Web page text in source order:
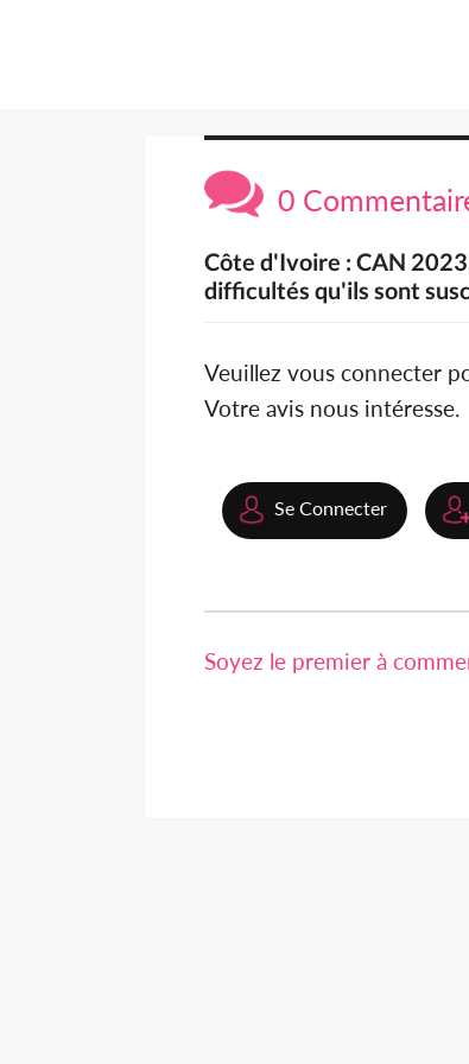
0
Côte d'Ivoire : CAN
difficultés qu'ils sont
Veuillez vous connecter
Votre avis nous intéresse.
Se Connecter
Soyez le premier à